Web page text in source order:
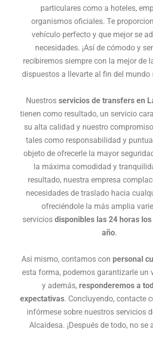
particulares como a hoteles,
organismos oficiales. Te
vehículo perfecto y que mejor se
necesidades. ¡Así de cómodo y
recibiremos siempre con la mejor de
dispuestos a llevarte al fin del mundo
Nuestros servicios de transfers en
tienen como resultado, un servicio
su alta calidad y nuestro
tales como responsabilidad y
objeto de ofrecerle la mayor
la máxima comodidad y
resultado, nuestra empresa
necesidades de traslado hacia
ofreciéndole la más amplia
servicios disponibles las 24 horas
año.
Así mismo, contamos con personal
esta forma, podemos garantizarle un
y además, responderemos a
expectativas. Concluyendo, contacte
infórmese sobre nuestros servicios
Alcaidesa. ¡Después de todo, no se